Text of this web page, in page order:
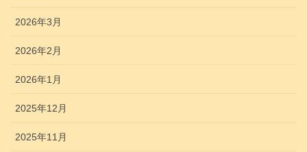
2026年3月
2026年2月
2026年1月
2025年12月
2025年11月